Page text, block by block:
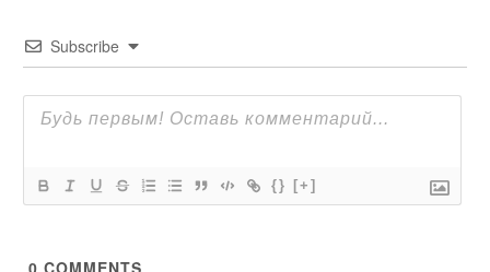
Subscribe
{} [+]
0 COMMENTS